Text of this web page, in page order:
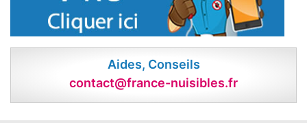
Aides, Conseils
contact@france-nuisibles.fr